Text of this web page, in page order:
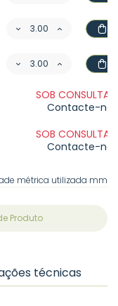
SOB CONSULTA -
Contacte-nos
SOB CONSULTA -
Contacte-nos
métrica utilizada mm
Produto
técnicas